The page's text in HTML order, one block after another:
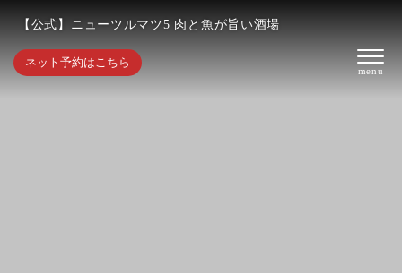
【公式】ニューツルマツ5 肉と魚が旨い酒場
ネット予約はこちら